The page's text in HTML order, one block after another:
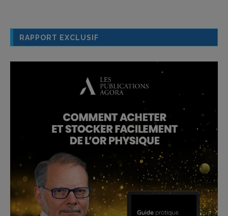
RAPPORT EXCLUSIF